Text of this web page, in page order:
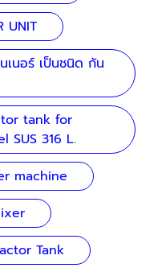
UNIT
เนอร์ เป็นชนิด กัน
tank for
SUS 316 L.
machine
Tank